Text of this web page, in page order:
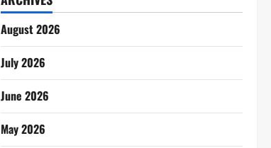
August 2026
July 2026
June 2026
May 2026